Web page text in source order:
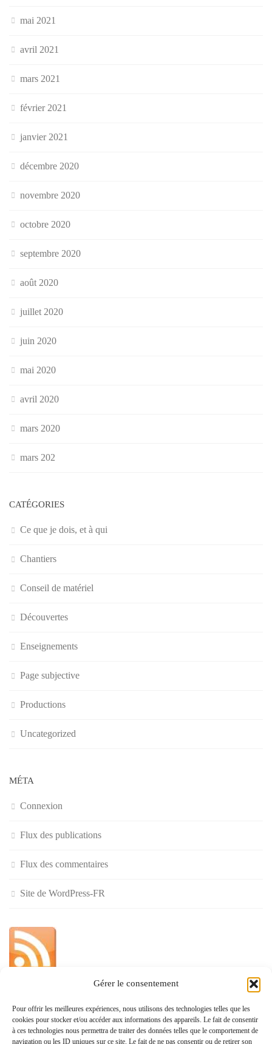
Gérer le consentement
Pour offrir les meilleures expériences, nous utilisons des technologies telles que les
cookies pour stocker et/ou accéder aux informations des appareils. Le fait de consentir
à ces technologies nous permettra de traiter des données telles que le comportement de
navigation ou les ID uniques sur ce site. Le fait de ne pas consentir ou de retirer son
mai 2021
avril 2021
mars 2021
février 2021
janvier 2021
décembre 2020
novembre 2020
octobre 2020
septembre 2020
août 2020
juillet 2020
juin 2020
mai 2020
avril 2020
mars 2020
mars 202
CATÉGORIES
Ce que je dois, et à qui
Chantiers
Conseil de matériel
Découvertes
Enseignements
Page subjective
Productions
Uncategorized
MÉTA
Connexion
Flux des publications
Flux des commentaires
Site de WordPress-FR
»
Politique de confidentialité